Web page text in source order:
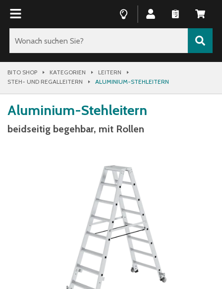
BITO SHOP KATEGORIEN
LEITERN
STEH- UND REGALLEITERN
ALUMINIUM-STEHLEITERN
Aluminium-Stehleitern
beidseitig begehbar, mit Rollen